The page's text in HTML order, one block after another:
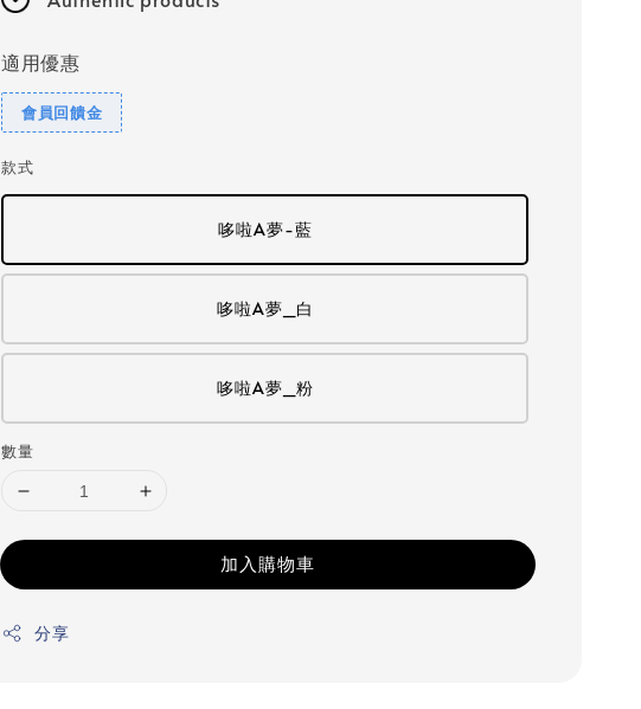
適用優惠
會員回饋金
款式
哆啦A夢-藍
哆啦A夢_白
哆啦A夢_粉
數量
加入購物車
分享